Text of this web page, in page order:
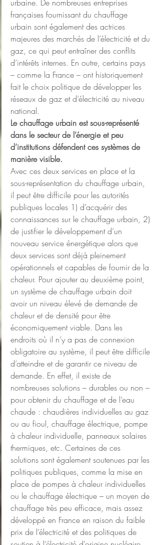
urbaine. De nombreuses entreprises
françaises fournissant du chauffage
urbain sont également des actrices
majeures des marchés de l’électricité et du
gaz, ce qui peut entraîner des conflits
d’intérêts internes. En outre, certains pays
– comme la France – ont historiquement
fait le choix politique de développer les
réseaux de gaz et d’électricité au niveau
national.
Le chauffage urbain est sous-représenté
dans le secteur de l’énergie et peu
d’institutions défendent ces systèmes de
manière visible.
Avec ces deux services en place et la
sous-représentation du chauffage urbain,
il peut être difficile pour les autorités
publiques locales 1) d’acquérir des
connaissances sur le chauffage urbain, 2)
de justifier le développement d’un
nouveau service énergétique alors que
deux services sont déjà pleinement
opérationnels et capables de fournir de la
chaleur. Pour ajouter au deuxième point,
un système de chauffage urbain doit
avoir un niveau élevé de demande de
chaleur et de densité pour être
économiquement viable. Dans les
endroits où il n’y a pas de connexion
obligatoire au système, il peut être difficile
d’atteindre et de garantir ce niveau de
demande. En effet, il existe de
nombreuses solutions – durables ou non –
pour obtenir du chauffage et de l’eau
chaude : chaudières individuelles au gaz
ou au fioul, chauffage électrique, pompe
à chaleur individuelle, panneaux solaires
thermiques, etc. Certaines de ces
solutions sont également soutenues par les
politiques publiques, comme la mise en
place de pompes à chaleur individuelles
ou le chauffage électrique – un moyen de
chauffage très peu efficace, mais assez
développé en France en raison du faible
prix de l’électricité et des politiques de